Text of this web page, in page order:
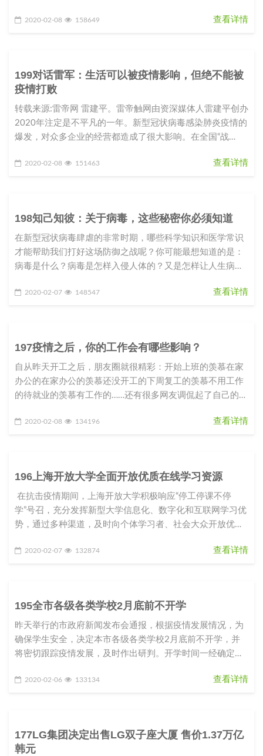
2020-02-08 158649 查看详情
199对话雷军：生活可以被疫情影响，但绝不能被
疫情打败
转载来源:雷帝网 雷建平。雷帝触网由资深媒体人雷建平创办
2020年注定是不平凡的一年。新型冠状病毒感染肺炎疫情的
爆发，对众多企业的经营都造成了很大影响。在全国“战
2020-02-08 151463 查看详情
198知己知彼：关于病毒，这些秘密你必须知道
在新型冠状病毒肆虐的非常时期，哪些科学知识和医学常识
才能帮助我们打好这场防御之战呢？你可能最想知道的是：
病毒是什么？病毒是怎样入侵人体的？又是怎样让人生病
2020-02-07 148547 查看详情
197疫情之后，你的工作会有哪些影响？
自从昨天开工之后，朋友圈就很精彩：开始上班的羡慕在家
办公的在家办公的羡慕还没开工的下周复工的羡慕不用工作
的待就业的羡慕有工作的……还有很多网友调侃起了自己的职
2020-02-08 134196 查看详情
196上海开放大学全面开放优质在线学习资源
在抗击疫情期间，上海开放大学积极响应“停工停课不停
学”号召，充分发挥新型大学信息化、数字化和互联网学习优
势，通过多种渠道，及时向个体学习者、社会大众开放优质
2020-02-07 132874 查看详情
195全市各级各类学校2月底前不开学
昨天举行的市政府新闻发布会通报，根据疫情发展情况，为
确保学生安全，决定本市各级各类学校2月底前不开学，并
将密切跟踪疫情发展，及时作出研判。开学时间一经确定，
2020-02-06 133134 查看详情
177LG集团决定出售LG双子座大厦 售价1.37万亿
韩元